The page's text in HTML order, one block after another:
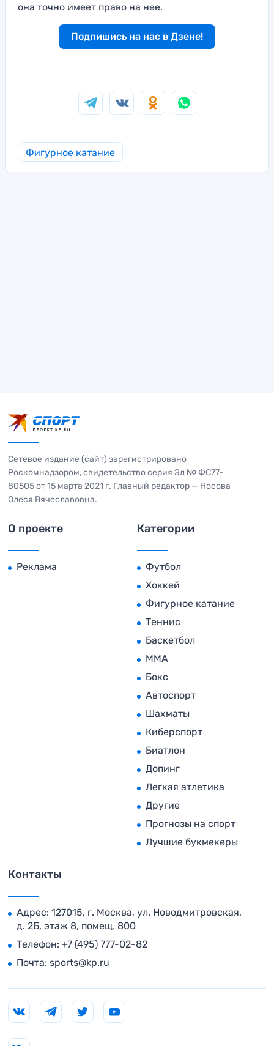
она точно имеет право на нее.
Подпишись на нас в Дзене!
Фигурное катание
Сетевое издание (сайт) зарегистрировано
Роскомнадзором, свидетельство серия Эл № ФС77-
80505 от 15 марта 2021 г. Главный редактор — Носова
Олеся Вячеславовна.
О проекте
Реклама
Категории
Футбол
Хоккей
Фигурное катание
Теннис
Баскетбол
MMA
Бокс
Автоспорт
Шахматы
Киберспорт
Биатлон
Допинг
Легкая атлетика
Другие
Прогнозы на спорт
Лучшие букмекеры
Контакты
Адрес: 127015, г. Москва, ул. Новодмитровская,
д. 2Б, этаж 8, помещ. 800
Телефон: +7 (495) 777-02-82
Почта: sports@kp.ru